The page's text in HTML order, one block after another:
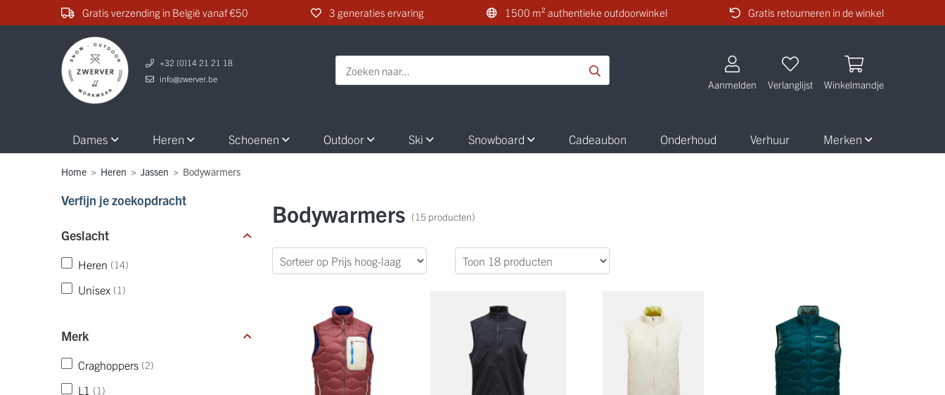
Gratis verzending in België vanaf €50 3 generaties ervaring 1500 m² authentieke outdoorwinkel Gratis retourneren in de winkel
+32 (0)14 21 21 18
info@zwerver.be
Aanmelden Verlanglijst Winkelmandje
Dames Heren Schoenen Outdoor Ski Snowboard Cadeaubon Onderhoud Verhuur Merken
Home > Heren > Jassen > Bodywarmers
Verfijn je zoekopdracht
Geslacht
Heren (14)
Unisex (1)
Merk
Craghoppers (2)
L1 (1)
Bodywarmers (15 producten)